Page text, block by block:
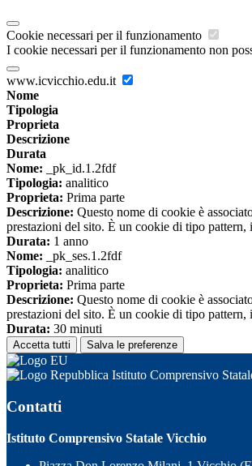
Cookie necessari per il funzionamento
I cookie necessari per il funzionamento non
www.icvicchio.edu.it
Nome
Tipologia
Proprieta
Descrizione
Durata
Nome: _pk_id.1.2fdf
Tipologia: analitico
Proprieta: Prima parte
Descrizione: Questo nome di cookie è
prestazioni del sito. È un cookie di tipo
Durata: 1 anno
Nome: _pk_ses.1.2fdf
Tipologia: analitico
Proprieta: Prima parte
Descrizione: Questo nome di cookie è
prestazioni del sito. È un cookie di tipo
Durata: 30 minuti
Accetta tutti Salva le preferenze
Istituto Comprensivo
Contatti
Istituto Comprensivo Statale Vicchio